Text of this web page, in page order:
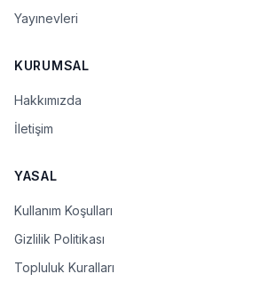
Yayınevleri
KURUMSAL
Hakkımızda
İletişim
YASAL
Kullanım Koşulları
Gizlilik Politikası
Topluluk Kuralları